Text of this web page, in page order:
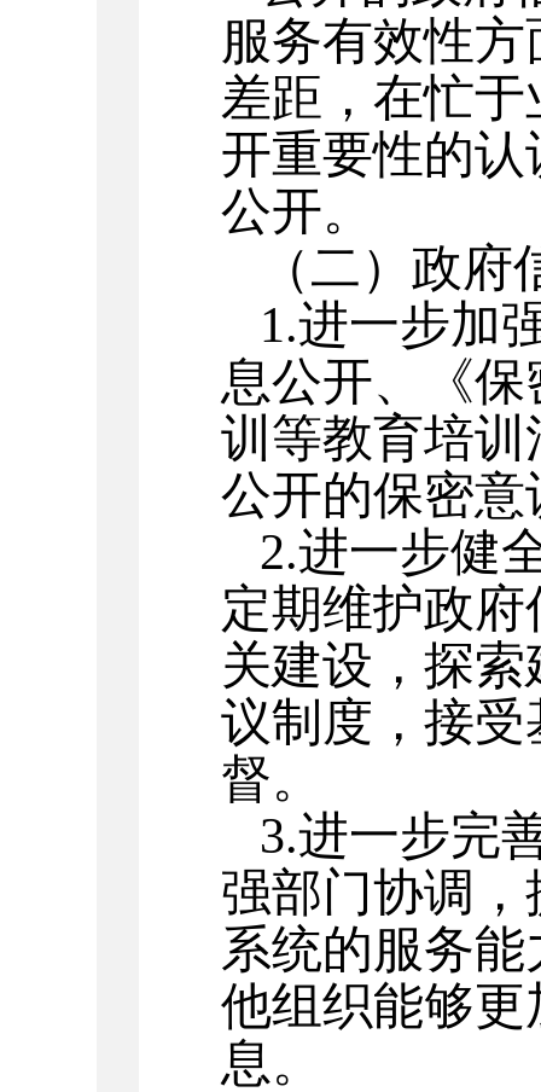
服务有效性
差距，在忙
开重要性的
公开。
（二）政
1.进一步加
息公开、《
训等教育培
公开的保密
2.进一步健
定期维护政
关建设，探
议制度，接
督。
3.进一步完
强部门协调
系统的服务
他组织能够
息。